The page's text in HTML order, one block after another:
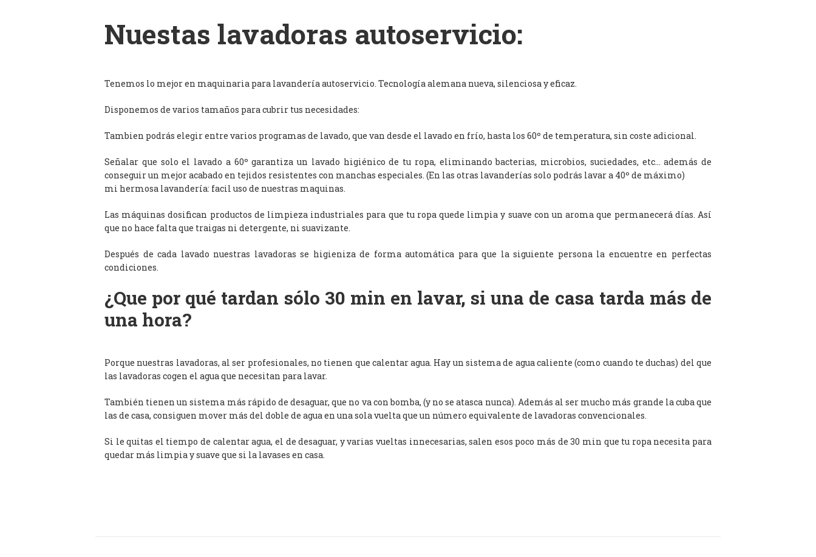
Nuestas lavadoras autoservicio:
Tenemos lo mejor en maquinaria para lavandería autoservicio. Tecnología alemana nueva, silenciosa y eficaz.
Disponemos de varios tamaños para cubrir tus necesidades:
Tambien podrás elegir entre varios programas de lavado, que van desde el lavado en frío, hasta los 60º de temperatura, sin coste adicional.
Señalar que solo el lavado a 60º garantiza un lavado higiénico de tu ropa, eliminando bacterias, microbios, suciedades, etc… además de
conseguir un mejor acabado en tejidos resistentes con manchas especiales. (En las otras lavanderías solo podrás lavar a 40º de máximo)
mi hermosa lavandería: facil uso de nuestras maquinas.
Las máquinas dosifican productos de limpieza industriales para que tu ropa quede limpia y suave con un aroma que permanecerá días. Así
que no hace falta que traigas ni detergente, ni suavizante.
Después de cada lavado nuestras lavadoras se higieniza de forma automática para que la siguiente persona la encuentre en perfectas
condiciones.
¿Que por qué tardan sólo 30 min en lavar, si una de casa tarda más de
una hora?
Porque nuestras lavadoras, al ser profesionales, no tienen que calentar agua. Hay un sistema de agua caliente (como cuando te duchas) del que
las lavadoras cogen el agua que necesitan para lavar.
También tienen un sistema más rápido de desaguar, que no va con bomba, (y no se atasca nunca). Además al ser mucho más grande la cuba que
las de casa, consiguen mover más del doble de agua en una sola vuelta que un número equivalente de lavadoras convencionales.
Si le quitas el tiempo de calentar agua, el de desaguar, y varias vueltas innecesarias, salen esos poco más de 30 min que tu ropa necesita para
quedar más limpia y suave que si la lavases en casa.